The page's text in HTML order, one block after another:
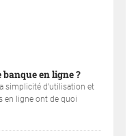
en ligne ?
simplicité d’utilisation et
en ligne ont de quoi